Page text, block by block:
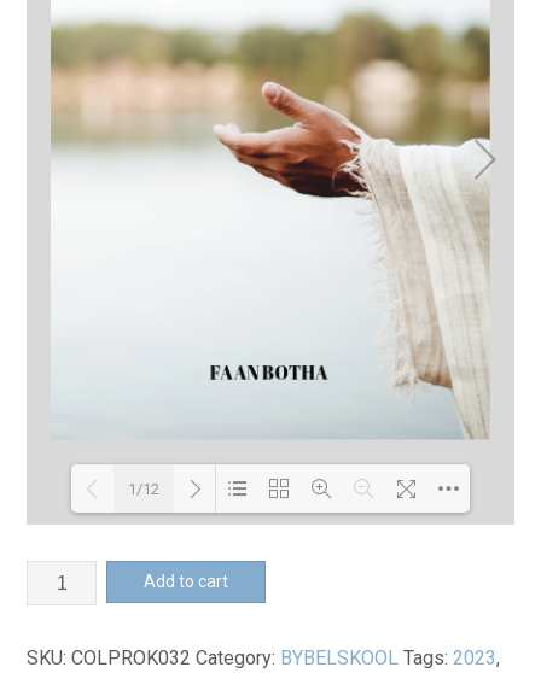
Loading PDF 100% ...
1/12
Want
so
het
Add to cart
SKU: COLPROK032 Category: BYBELSKOOL Tags: 2023,